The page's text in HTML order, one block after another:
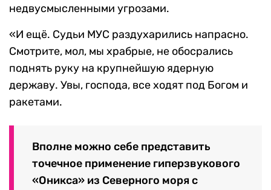
недвусмысленными угрозами.
«И ещё. Судьи МУС раздухарились напрасно.
Смотрите, мол, мы храбрые, не обосрались
поднять руку на крупнейшую ядерную
державу. Увы, господа, все ходят под Богом и
ракетами.
Вполне можно себе представить
точечное применение гиперзвукового
«Оникса» из Северного моря с